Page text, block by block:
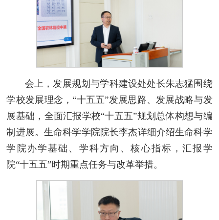
会上，发展规划与学科建设处处长朱志猛围绕
学校发展理念，“十五五”发展思路、发展战略与发
展基础，全面汇报学校“十五五”规划总体构想与编
制进展。生命科学学院院长李杰详细介绍生命科学
学院办学基础、学科方向、核心指标，汇报学
院“十五五”时期重点任务与改革举措。